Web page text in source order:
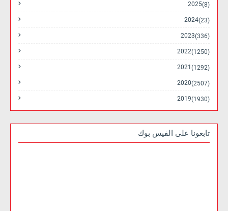
2025 (8)
2024 (23)
2023 (336)
2022 (1250)
2021 (1292)
2020 (2507)
2019 (1930)
تابعونا على الفيس بوك